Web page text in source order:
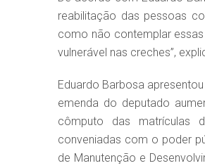
reabilitação das pessoas
como não contemplar
vulnerável nas creches”,
Eduardo Barbosa
emenda do deputado
cômputo das matrículas
conveniadas com o poder
de Manutenção e